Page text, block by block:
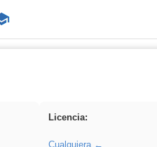
Licencia:
Cualquiera